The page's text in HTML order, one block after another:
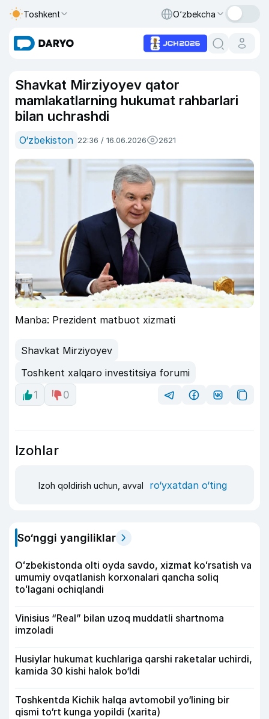
Toshkent O‘zbekcha
Shavkat Mirziyoyev qator
mamlakatlarning hukumat rahbarlari
bilan uchrashdi
O‘zbekiston 22:36 / 16.06.2026 2621
Manba: Prezident matbuot xizmati
Shavkat Mirziyoyev
Toshkent xalqaro investitsiya forumi
1
0
Izohlar
Izoh qoldirish uchun, avval ro‘yxatdan o‘ting
So‘nggi yangiliklar
Oʻzbekistonda olti oyda savdo, xizmat koʻrsatish va
umumiy ovqatlanish korxonalari qancha soliq
toʻlagani ochiqlandi
Vinisius “Real” bilan uzoq muddatli shartnoma
imzoladi
Husiylar hukumat kuchlariga qarshi raketalar uchirdi,
kamida 30 kishi halok bo‘ldi
Toshkentda Kichik halqa avtomobil yo‘lining bir
qismi to‘rt kunga yopildi (xarita)